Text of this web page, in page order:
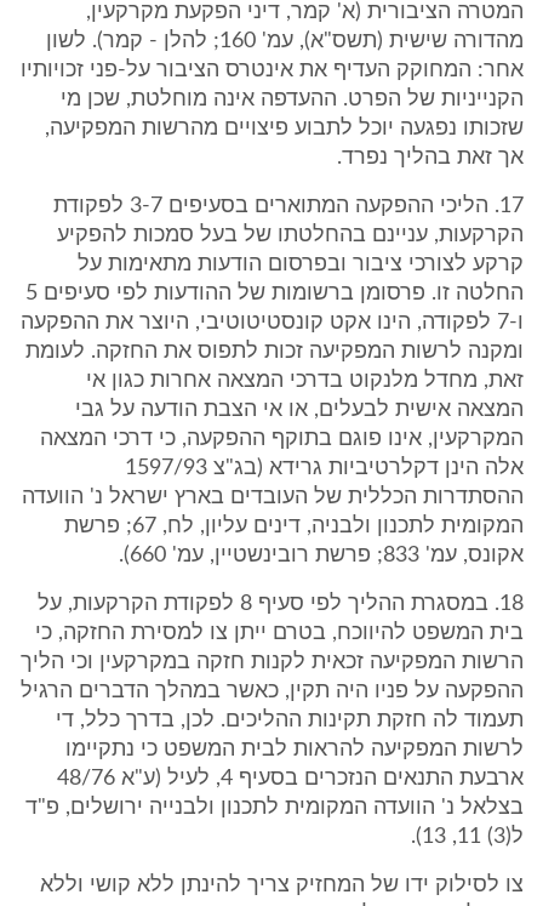
המטרה הציבורית (א' קמר, דיני הפקעת מקרקעין,
מהדורה שישית (תשס"א), עמ' 160; להלן - קמר). לשון
אחר: המחוקק העדיף את אינטרס הציבור על-פני זכויותיו
הקנייניות של הפרט. ההעדפה אינה מוחלטת, שכן מי
שזכותו נפגעה יוכל לתבוע פיצויים מהרשות המפקיעה,
אך זאת בהליך נפרד.
17. הליכי ההפקעה המתוארים בסעיפים 3-7 לפקודת
הקרקעות, עניינם בהחלטתו של בעל סמכות להפקיע
קרקע לצורכי ציבור ובפרסום הודעות מתאימות על
החלטה זו. פרסומן ברשומות של ההודעות לפי סעיפים 5
ו-7 לפקודה, הינו אקט קונסטיטוטיבי, היוצר את ההפקעה
ומקנה לרשות המפקיעה זכות לתפוס את החזקה. לעומת
זאת, מחדל מלנקוט בדרכי המצאה אחרות כגון אי
המצאה אישית לבעלים, או אי הצבת הודעה על גבי
המקרקעין, אינו פוגם בתוקף ההפקעה, כי דרכי המצאה
אלה הינן דקלרטיביות גרידא (בג"צ 1597/93
ההסתדרות הכללית של העובדים בארץ ישראל נ' הוועדה
המקומית לתכנון ולבניה, דינים עליון, לח, 67; פרשת
אקונס, עמ' 833; פרשת רובינשטיין, עמ' 660).
18. במסגרת ההליך לפי סעיף 8 לפקודת הקרקעות, על
בית המשפט להיווכח, בטרם ייתן צו למסירת החזקה, כי
הרשות המפקיעה זכאית לקנות חזקה במקרקעין וכי הליך
ההפקעה על פניו היה תקין, כאשר במהלך הדברים הרגיל
תעמוד לה חזקת תקינות ההליכים. לכן, בדרך כלל, די
לרשות המפקיעה להראות לבית המשפט כי נתקיימו
ארבעת התנאים הנזכרים בסעיף 4, לעיל (ע"א 48/76
בצלאל נ' הוועדה המקומית לתכנון ולבנייה ירושלים, פ"ד
ל(3) 11, 13).
צו לסילוק ידו של המחזיק צריך להינתן ללא קושי וללא